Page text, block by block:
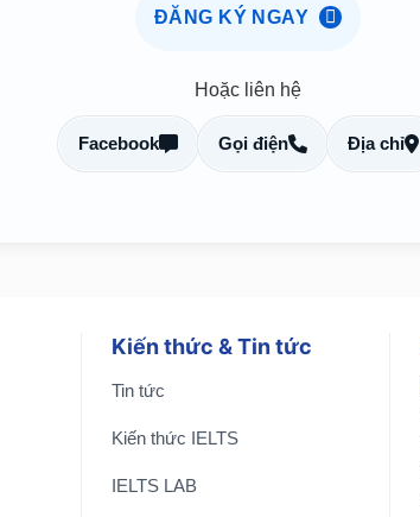
ĐĂNG KÝ NGAY
Hoặc liên hệ
Facebook Gọi điện Địa chỉ
Kiến thức & Tin tức
Tin tức
Kiến thức IELTS
IELTS LAB